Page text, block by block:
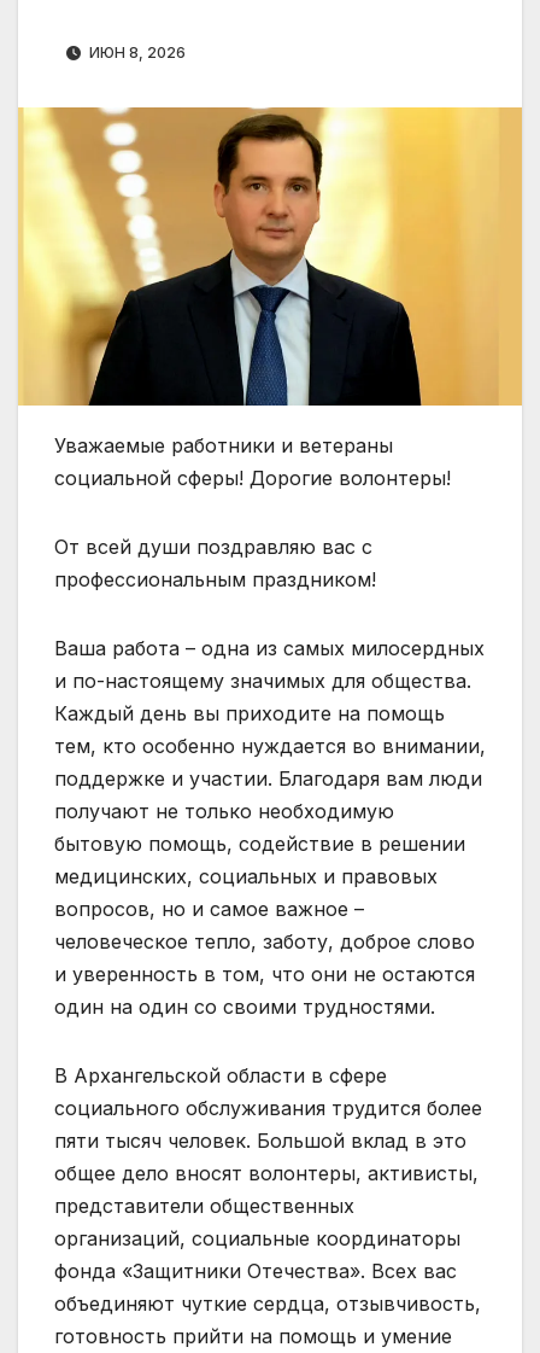
ИЮН 8, 2026
Уважаемые работники и ветераны
социальной сферы! Дорогие волонтеры!
От всей души поздравляю вас с
профессиональным праздником!
Ваша работа – одна из самых милосердных
и по-настоящему значимых для общества.
Каждый день вы приходите на помощь
тем, кто особенно нуждается во внимании,
поддержке и участии. Благодаря вам люди
получают не только необходимую
бытовую помощь, содействие в решении
медицинских, социальных и правовых
вопросов, но и самое важное –
человеческое тепло, заботу, доброе слово
и уверенность в том, что они не остаются
один на один со своими трудностями.
В Архангельской области в сфере
социального обслуживания трудится более
пяти тысяч человек. Большой вклад в это
общее дело вносят волонтеры, активисты,
представители общественных
организаций, социальные координаторы
фонда «Защитники Отечества». Всех вас
объединяют чуткие сердца, отзывчивость,
готовность прийти на помощь и умение